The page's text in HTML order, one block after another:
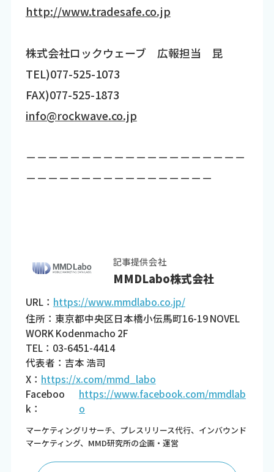
http://www.tradesafe.co.jp
株式会社ロックウェーブ 広報担当 昆
TEL)077-525-1073
FAX)077-525-1873
info@rockwave.co.jp
－－－－－－－－－－－－－－－－－－－－
－－－－－－－－－－－－－－－－－
記事提供会社
MMDLabo株式会社
URL： https://www.mmdlabo.co.jp/
住所：東京都中央区日本橋小伝馬町16-19 NOVEL
WORK Kodenmacho 2F
TEL：03-6451-4414
代表者：吉本 浩司
X： https://x.com/mmd_labo
Faceboo
k：
https://www.facebook.com/mmdlab
o
マーケティングリサーチ、プレスリリース代行、インバウンド
マーケティング、MMD研究所の企画・運営